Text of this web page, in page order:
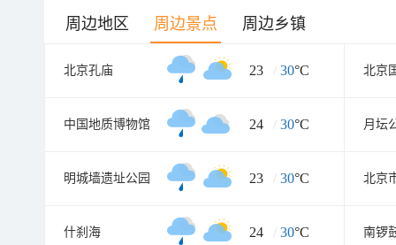
周边地区 周边景点 周边乡镇
北京孔庙 23 / 30°C 北京
中国地质博物馆 24 / 30°C 月坛
明城墙遗址公园 23 / 30°C 北京
什刹海 24 / 30°C 南锣